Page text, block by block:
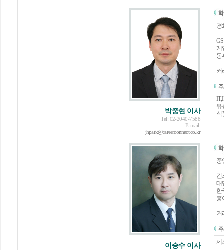
박중현 이사
Tel: 02-2040-7588
E-mail:
jhpark@careerconnect.co.kr
경
게
동
커
유
식
이승수 이사
중
킨
대
한
흥
커
제